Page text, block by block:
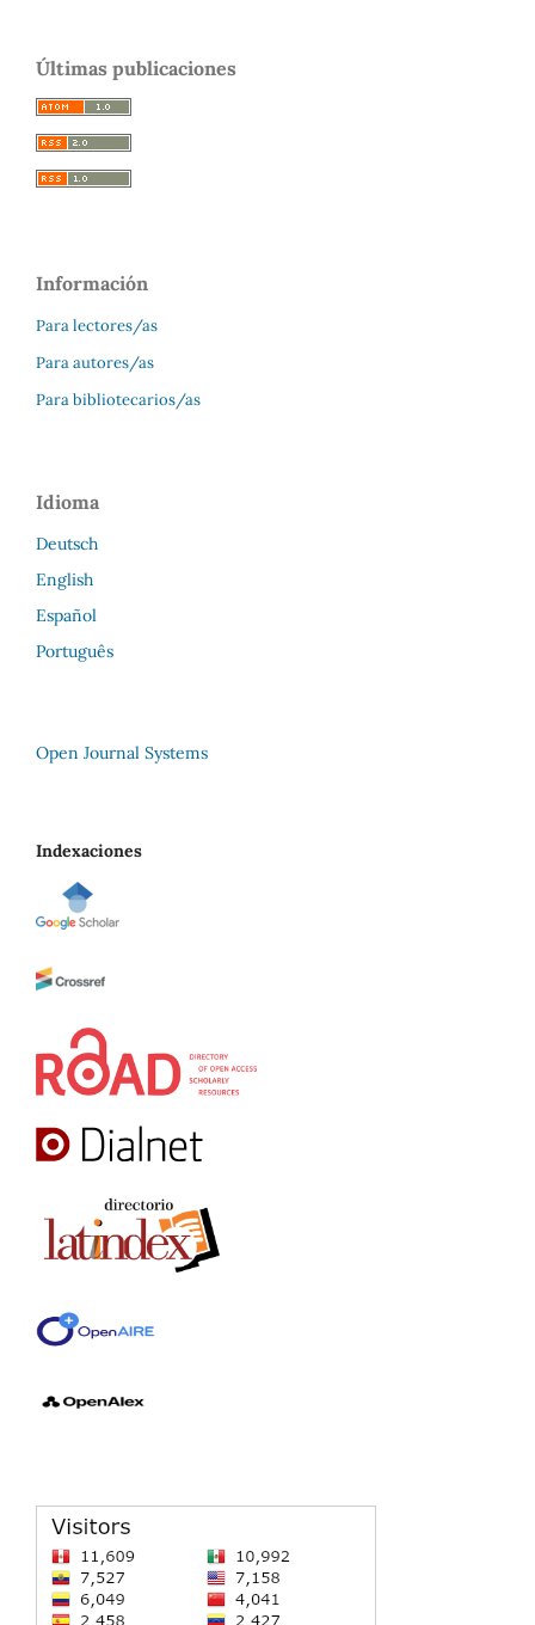
Últimas publicaciones
Información
Para lectores/as
Para autores/as
Para bibliotecarios/as
Idioma
Deutsch
English
Español
Português
Open Journal Systems
Indexaciones